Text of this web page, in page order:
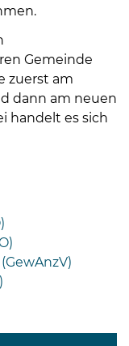
Gemeinde
zuerst am
dann am neuen
handelt es sich